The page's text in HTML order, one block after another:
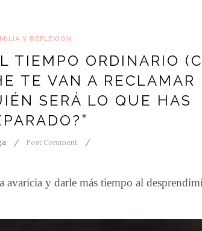
Y REFLEXIÓN
TIEMPO ORDINARIO
TE VAN A RECLAMAR
SERÁ LO QUE HAS
Post Comment
avaricia y darle más tiempo al